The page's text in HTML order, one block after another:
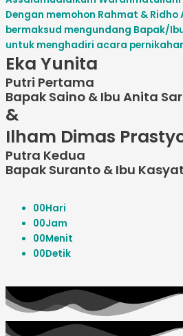
Dengan memohon Rahmat & Ridho
bermaksud mengundang Bapak/
untuk menghadiri acara
Eka Yunita
Putri Pertama
Bapak Saino & Ibu Anita
&
Ilham Dimas
Putra Kedua
Bapak Suranto & Ibu
00Hari
00Jam
00Menit
00Detik